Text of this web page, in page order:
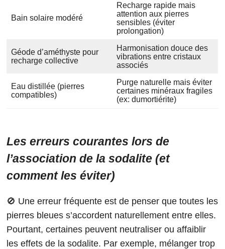
Bain solaire modéré
Recharge rapide mais
attention aux pierres
sensibles (éviter
prolongation)
Géode d’améthyste pour
recharge collective
Harmonisation douce des
vibrations entre cristaux
associés
Eau distillée (pierres
compatibles)
Purge naturelle mais éviter
certaines minéraux fragiles
(ex: dumortiérite)
Les erreurs courantes lors de
l’association de la sodalite (et
comment les éviter)
🚫 Une erreur fréquente est de penser que toutes les
pierres bleues s’accordent naturellement entre elles.
Pourtant, certaines peuvent neutraliser ou affaiblir
les effets de la sodalite. Par exemple, mélanger trop